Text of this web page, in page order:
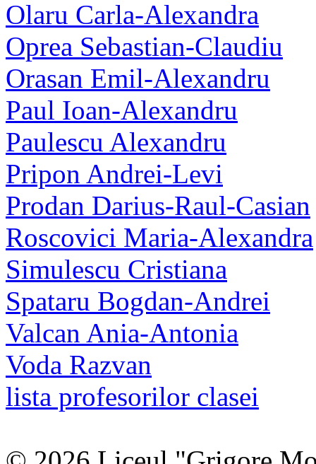
Olaru Carla-Alexandra
Oprea Sebastian-Claudiu
Orasan Emil-Alexandru
Paul Ioan-Alexandru
Paulescu Alexandru
Pripon Andrei-Levi
Prodan Darius-Raul-Casian
Roscovici Maria-Alexandra
Simulescu Cristiana
Spataru Bogdan-Andrei
Valcan Ania-Antonia
Voda Razvan
lista profesorilor clasei